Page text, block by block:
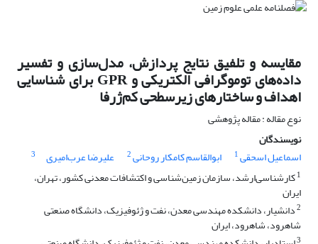
مقایسه و تلفیق نتایج پردازش، مدل‌سازی و تفسیر
داده‌های توموگرافی الکتریکی و GPR برای شناسایی
اهداف و ساختارهای زیرسطحی کم‌ژرفا
نوع مقاله : مقاله پژوهشی
نویسندگان
اسماعیل اسحقی1 ابوالقاسم کامکار روحانی2 علیرضا عرب‌امیری
3
1کارشناسی‌ارشد، سازمان زمین‌شناسی و اکتشافات معدنی کشور، تهران،
ایران
2دانشیار، دانشکده مهندسی معدن، نفت و ژئوفیزیک، دانشگاه صنعتی
شاهرود، شاهرود، ایران
3